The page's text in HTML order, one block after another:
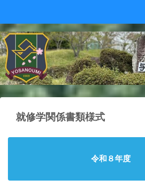
就修学関係書類様式
令和８年度